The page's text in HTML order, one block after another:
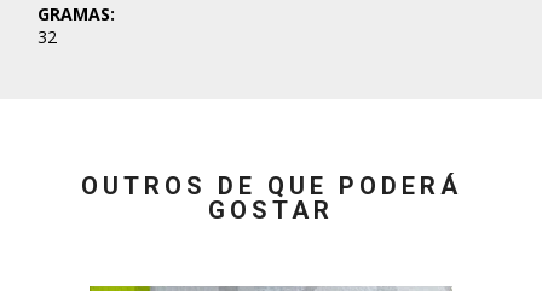
GRAMAS:
32
OUTROS DE QUE PODERÁ
GOSTAR